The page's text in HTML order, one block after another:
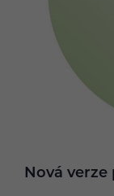
Nová verze